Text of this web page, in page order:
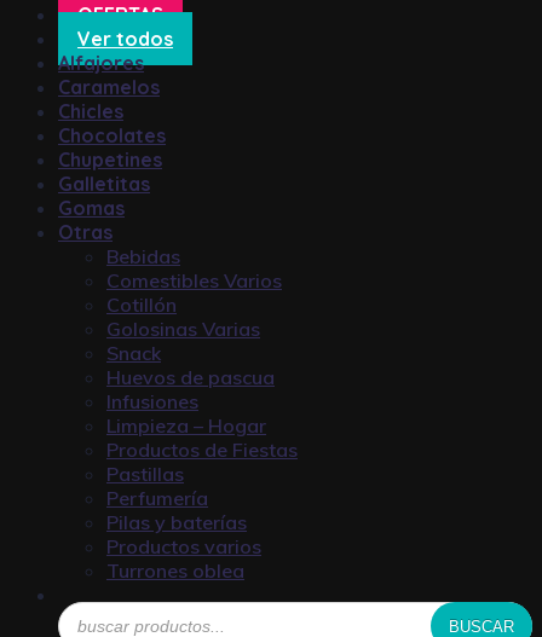
OFERTAS
Ver todos
Alfajores
Caramelos
Chicles
Chocolates
Chupetines
Galletitas
Gomas
Otras
Bebidas
Comestibles Varios
Cotillón
Golosinas Varias
Snack
Huevos de pascua
Infusiones
Limpieza – Hogar
Productos de Fiestas
Pastillas
Perfumería
Pilas y baterías
Productos varios
Turrones oblea
Búsqueda
de
BUSCAR